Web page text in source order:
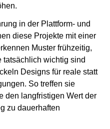
in der Plattform- und
diese Projekte mit einer
Muster frühzeitig,
wichtig sind
Designs für reale statt
So treffen sie
den langfristigen Wert der
zu dauerhaften